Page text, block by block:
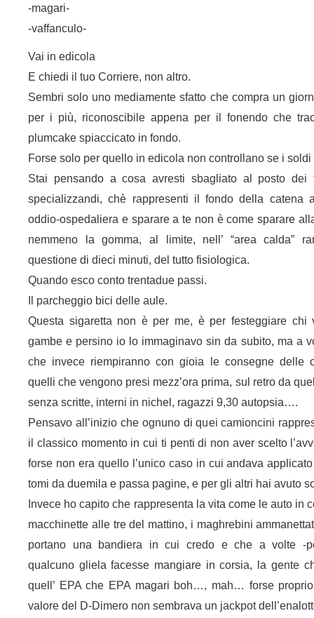
-magari-
-vaffanculo-
Vai in edicola
E chiedi il tuo Corriere, non altro.
Sembri solo uno mediamente sfatto che compra un
per i più, riconoscibile appena per il fonendo che
plumcake spiaccicato in fondo.
Forse solo per quello in edicola non controllano se i
Stai pensando a cosa avresti sbagliato al posto dei
specializzandi, chè rappresenti il fondo della catena
oddio-ospedaliera e sparare a te non è come sparare
nemmeno la gomma, al limite, nell’ “area calda”
questione di dieci minuti, del tutto fisiologica.
Quando esco conto trentadue passi.
Il parcheggio bici delle aule.
Questa sigaretta non è per me, è per festeggiare chi
gambe e persino io lo immaginavo sin da subito, ma a
che invece riempiranno con gioia le consegne delle
quelli che vengono presi mezz’ora prima, sul retro da
senza scritte, interni in nichel, ragazzi 9,30 autopsia….
Pensavo all’inizio che ognuno di quei camioncini
il classico momento in cui ti penti di non aver scelto
forse non era quello l’unico caso in cui andava
tomi da duemila e passa pagine, e per gli altri hai avuto
Invece ho capito che rappresenta la vita come le auto in
macchinette alle tre del mattino, i maghrebini
portano una bandiera in cui credo e che a volte -
qualcuno gliela facesse mangiare in corsia, la gente
quell’ EPA che EPA magari boh…, mah… forse
valore del D-Dimero non sembrava un jackpot